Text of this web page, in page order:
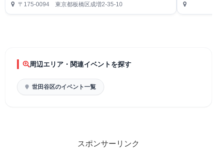
〒175-0094 東京都板橋区成増2-35-10
周辺エリア・関連イベントを探す
世田谷区のイベント一覧
スポンサーリンク